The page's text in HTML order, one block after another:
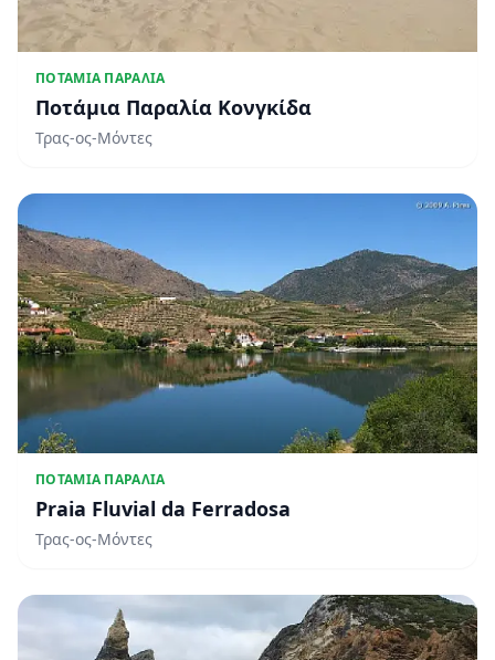
ΠΟΤΆΜΙΑ ΠΑΡΑΛΊΑ
Ποτάμια Παραλία Κονγκίδα
Τρας-ος-Μόντες
ΠΟΤΆΜΙΑ ΠΑΡΑΛΊΑ
Praia Fluvial da Ferradosa
Τρας-ος-Μόντες